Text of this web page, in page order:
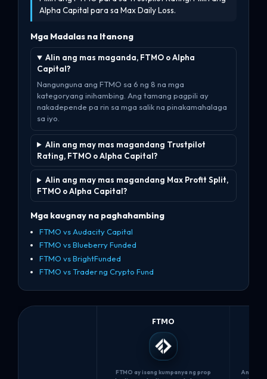
Alpha Capital para sa Max Daily Loss.
Mga Madalas na Itanong
Alin ang mas maganda, FTMO o Alpha
Capital?
Nangunguna ang FTMO sa 6 ng 8 na mga
kategoryang inihambing. Ang tamang pagpili ay
nakadepende pa rin sa mga salik na pinakamahalaga
sa iyo.
Alin ang may mas magandang Trustpilot
Rating, FTMO o Alpha Capital?
Alin ang may mas magandang Max Profit Split,
FTMO o Alpha Capital?
Mga kaugnay na paghahambing
FTMO vs Audacity Capital
FTMO vs Blueberry Funded
FTMO vs BrightFunded
FTMO vs Trader ng Crypto Fund
FTMO
FTMO ay isang kumpanya ng prop
Ang